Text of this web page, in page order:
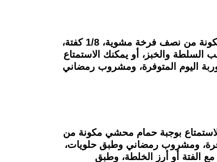
تتنوع الأطباق في مطعم الحاتي لتشمل وجبات مشوية على الفحم مثل وجبة الفراخ والكفتة" المكونة من نصف فرخة مشوية، 1/8 كفتة،
والخبز، أو يمكنك الاستمتاع
اليوم المتوفرة، ومشروب رمضاني
بوجبة حمام محشي مكونة من
ومشروب رمضاني وطبق حلويات،
الفتة أو أرز الخلطة، وطبق